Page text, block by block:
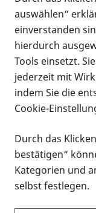
Infomaterial
Vorlesen
Alle
Formaten an
Sie möchten
auswählen“
einverstanden
hierdurch
Tools einsetzt.
jederzeit mit
indem Sie die
Cookie-
Durch das
bestätigen“
Kategorien und
selbst festlegen.